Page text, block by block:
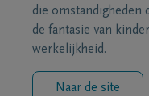
die omstandigheden
de fantasie van
werkelijkheid.
Naar de site